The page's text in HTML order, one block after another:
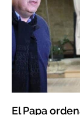
El Papa